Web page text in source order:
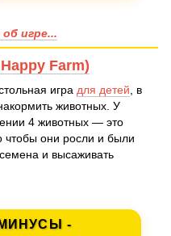
игре...
Farm)
игра для детей , в
животных. У
4 животных — это
чтобы они росли и были
и высаживать
МИНУСЫ -